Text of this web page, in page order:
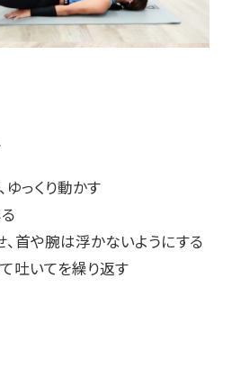
ゆっくり動かす
首や腕は浮かないようにする
吐いてを繰り返す